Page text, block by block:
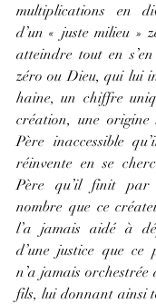
multiplications en
d’un « juste milieu »
atteindre tout en
zéro ou Dieu, qui lui
haine, un chiffre
création, une
Père inaccessible
réinvente en se
Père qu’il finit
nombre que ce
l’a jamais aidé à
d’une justice que ce
n’a jamais orchestrée
fils, lui donnant ainsi